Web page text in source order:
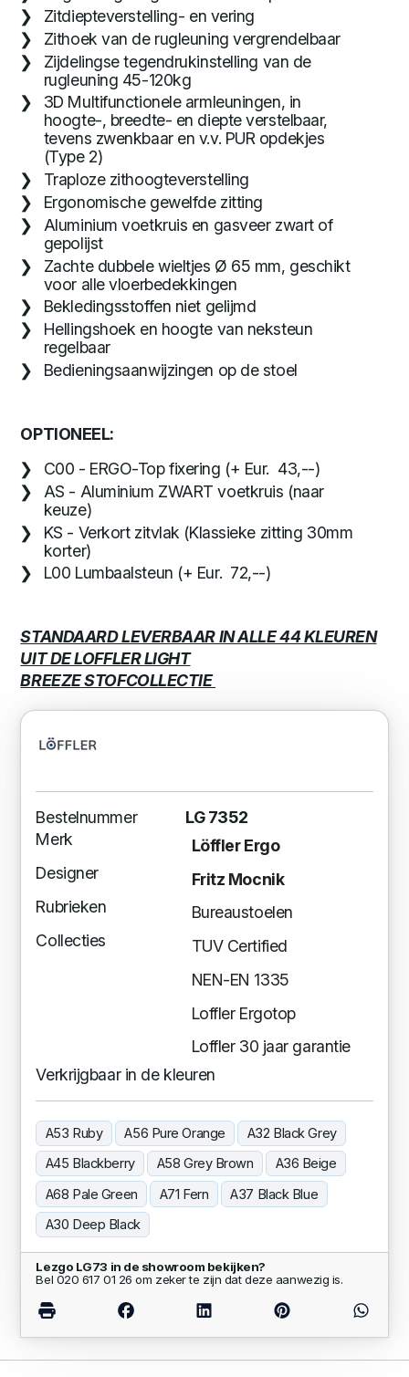
Zitdiepteverstelling- en vering
Zithoek van de rugleuning vergrendelbaar
Zijdelingse tegendrukinstelling van de
rugleuning 45-120kg
3D Multifunctionele armleuningen, in
hoogte-, breedte- en diepte verstelbaar,
tevens zwenkbaar en v.v. PUR opdekjes
(Type 2)
Traploze zithoogteverstelling
Ergonomische gewelfde zitting
Aluminium voetkruis en gasveer zwart of
gepolijst
Zachte dubbele wieltjes Ø 65 mm, geschikt
voor alle vloerbedekkingen
Bekledingsstoffen niet gelijmd
Hellingshoek en hoogte van neksteun
regelbaar
Bedieningsaanwijzingen op de stoel
OPTIONEEL:
C00 - ERGO-Top fixering (+ Eur. 43,--)
AS - Aluminium ZWART voetkruis (naar
keuze)
KS - Verkort zitvlak (Klassieke zitting 30mm
korter)
L00 Lumbaalsteun (+ Eur. 72,--)
STANDAARD LEVERBAAR IN ALLE 44 KLEUREN
UIT DE LOFFLERLIGHT
BREEZESTOFCOLLECTIE
Bestelnummer
LG 7352
Merk
Löffler Ergo
Designer
Fritz Mocnik
Rubrieken
Bureaustoelen
Collecties
TUV Certified
NEN-EN 1335
Loffler Ergotop
Loffler 30 jaar garantie
Verkrijgbaar in de kleuren
A53 Ruby A56 Pure Orange
A32 Black Grey
A45 Blackberry
A58 Grey Brown
A36 Beige
A68 Pale Green
A71 Fern
A37 Black Blue
A30 Deep Black
Lezgo LG73 in de showroom bekijken?
Bel 020 617 01 26 om zeker te zijn dat deze aanwezig is.